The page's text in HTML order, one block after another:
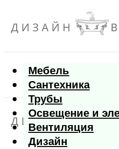
Мебель
Сантехника
Трубы
Освещение и
Вентиляция
Дизайн